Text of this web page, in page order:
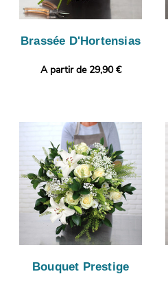
Brassée D'Hortensias
A partir de 29,90 €
Bouquet Prestige